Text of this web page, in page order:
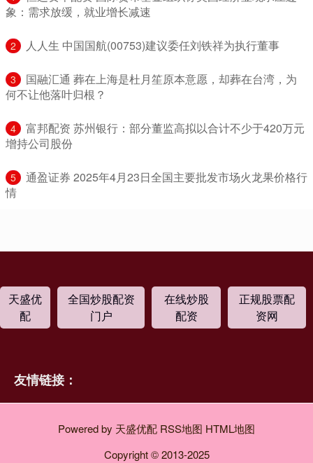
象：需求放缓，就业增长减速
2 ​人人生 中国国航(00753)建议委任刘铁祥为执行董事
3
​国融汇通 葬在上海是杜月笙原本意愿，却葬在台湾，为
何不让他落叶归根？
4
​富邦配资 苏州银行：部分董监高拟以合计不少于420万元
增持公司股份
5
​通盈证券 2025年4月23日全国主要批发市场火龙果价格行
情
天盛优
配
全国炒股配资
门户
在线炒股
配资
正规股票配
资网
友情链接：
Powered by 天盛优配 RSS地图 HTML地图
Copyright© 2013-2025